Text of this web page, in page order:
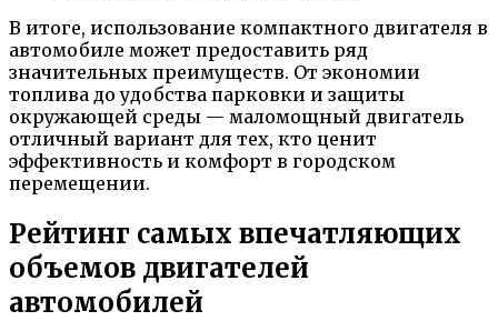
В итоге, использование компактного двигателя в
автомобиле может предоставить ряд
значительных преимуществ. От экономии
топлива до удобства парковки и защиты
окружающей среды — маломощный двигатель
отличный вариант для тех, кто ценит
эффективность и комфорт в городском
перемещении.
Рейтинг самых впечатляющих
объемов двигателей
автомобилей